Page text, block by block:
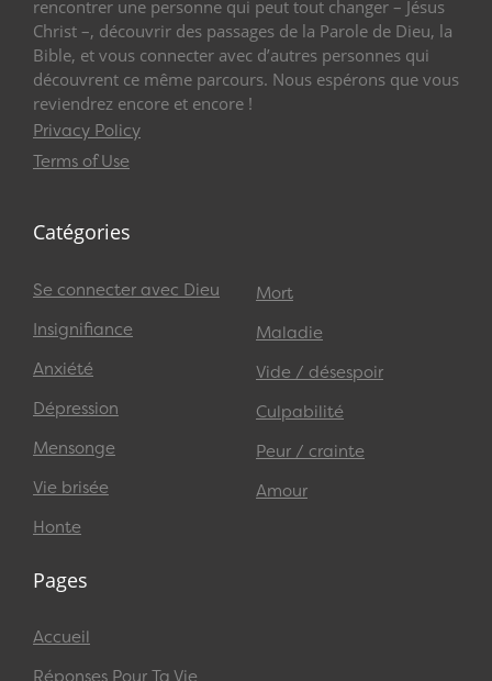
rencontrer une personne qui peut tout changer – Jésus
Christ –, découvrir des passages de la Parole de Dieu, la
Bible, et vous connecter avec d’autres personnes qui
découvrent ce même parcours. Nous espérons que vous
reviendrez encore et encore !
Privacy Policy
Terms of Use
Catégories
Se connecter avec Dieu
Insignifiance
Anxiété
Dépression
Mensonge
Vie brisée
Honte
Mort
Maladie
Vide / désespoir
Culpabilité
Peur / crainte
Amour
Pages
Accueil